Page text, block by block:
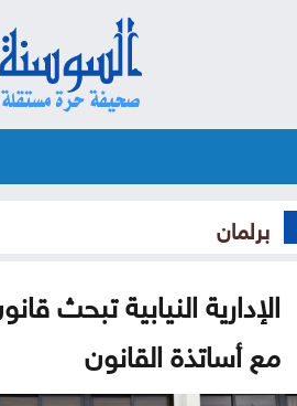
برلمان
الإدارية النيابية تبحث
مع أساتذة القانون